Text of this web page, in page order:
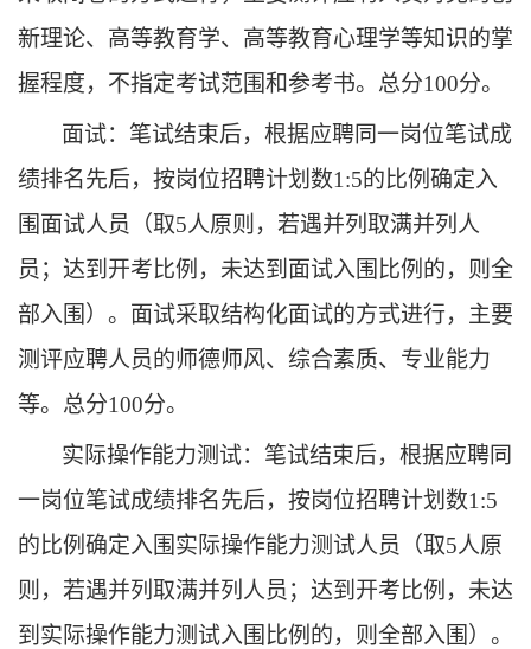
新理论、高等教育学、高等教育心理学等知识的掌
握程度， 不指定考试范围和参考书。 总分100分。
面试： 笔试结束后， 根据应聘同一岗位笔试成
绩排名先后， 按岗位招聘计划数1 :5的比例确定入
围面试人员（取5人原则，若遇并列取满并列人
员；达到开考比例，未达到 面试入围比例的，则全
部入围） 。 面试采取结构化面试的方式进行， 主要
测评应聘人员的师德师风、综合素质、专业能力
等。 总分100分。
实际操作能力测试： 笔试结束后， 根据应聘同
一岗位笔试成绩排名先后， 按岗位招聘计划数1 :5
的比例确定入围 实际操作能力测试人员（取5人原
则，若遇并列取满并列人员；达到开考比例，未达
到 实际操作能力测试入围比例的，则全部入围） 。